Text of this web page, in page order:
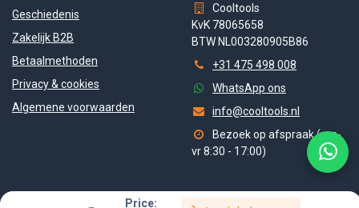
Price:
Geschiedenis
Zakelijk B2B
Betaalmethoden
Privacy & cookies
Algemene voorwaarden
Cooltools
KvK 78065658
BTW NL003280905B86
+31 475 498 008
WhatsApp ons
info@cooltools.nl
Bezoek op afspraak (ma-
vr 8:30 - 17:00)